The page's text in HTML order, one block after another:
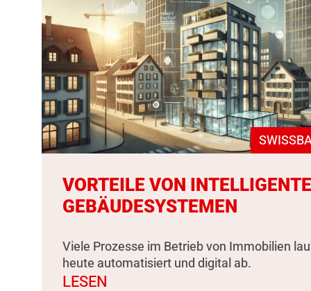
VORTEILE VON
GEBÄUDESYSTEMEN
Viele Prozesse im Betrieb von Immobilien
heute automatisiert und digital ab.
LESEN